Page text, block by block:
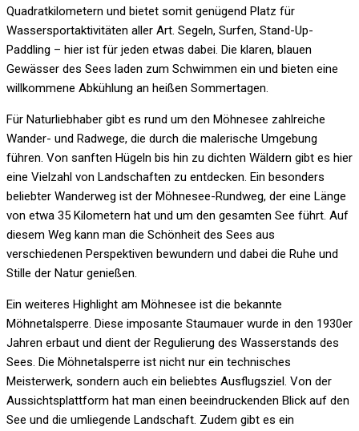
Quadratkilometern und bietet somit genügend Platz für
Wassersportaktivitäten aller Art. Segeln, Surfen, Stand-Up-
Paddling – hier ist für jeden etwas dabei. Die klaren, blauen
Gewässer des Sees laden zum Schwimmen ein und bieten eine
willkommene Abkühlung an heißen Sommertagen.
Für Naturliebhaber gibt es rund um den Möhnesee zahlreiche
Wander- und Radwege, die durch die malerische Umgebung
führen. Von sanften Hügeln bis hin zu dichten Wäldern gibt es hier
eine Vielzahl von Landschaften zu entdecken. Ein besonders
beliebter Wanderweg ist der Möhnesee-Rundweg, der eine Länge
von etwa 35 Kilometern hat und um den gesamten See führt. Auf
diesem Weg kann man die Schönheit des Sees aus
verschiedenen Perspektiven bewundern und dabei die Ruhe und
Stille der Natur genießen.
Ein weiteres Highlight am Möhnesee ist die bekannte
Möhnetalsperre. Diese imposante Staumauer wurde in den 1930er
Jahren erbaut und dient der Regulierung des Wasserstands des
Sees. Die Möhnetalsperre ist nicht nur ein technisches
Meisterwerk, sondern auch ein beliebtes Ausflugsziel. Von der
Aussichtsplattform hat man einen beeindruckenden Blick auf den
See und die umliegende Landschaft. Zudem gibt es ein